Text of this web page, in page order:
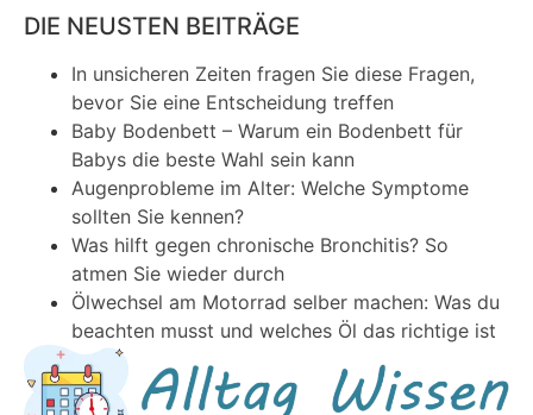
DIE NEUSTEN BEITRÄGE
In unsicheren Zeiten fragen Sie diese Fragen,
bevor Sie eine Entscheidung treffen
Baby Bodenbett – Warum ein Bodenbett für
Babys die beste Wahl sein kann
Augenprobleme im Alter: Welche Symptome
sollten Sie kennen?
Was hilft gegen chronische Bronchitis? So
atmen Sie wieder durch
Ölwechsel am Motorrad selber machen: Was du
beachten musst und welches Öl das richtige ist